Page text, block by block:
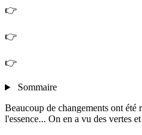
👉
👉
👉
Sommaire
Beaucoup de changements ont été
l'essence... On en a vu des vertes